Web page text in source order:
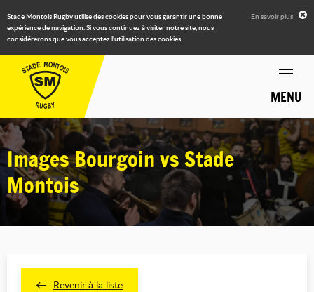
Stade Montois Rugby utilise des cookies pour vous garantir une bonne
expérience de navigation. Si vous continuez à visiter notre site, nous
considérerons que vous acceptez l'utilisation des cookies.
En savoir plus
MENU
Images Bourgoin vs Stade
Montois
Revenir à la liste